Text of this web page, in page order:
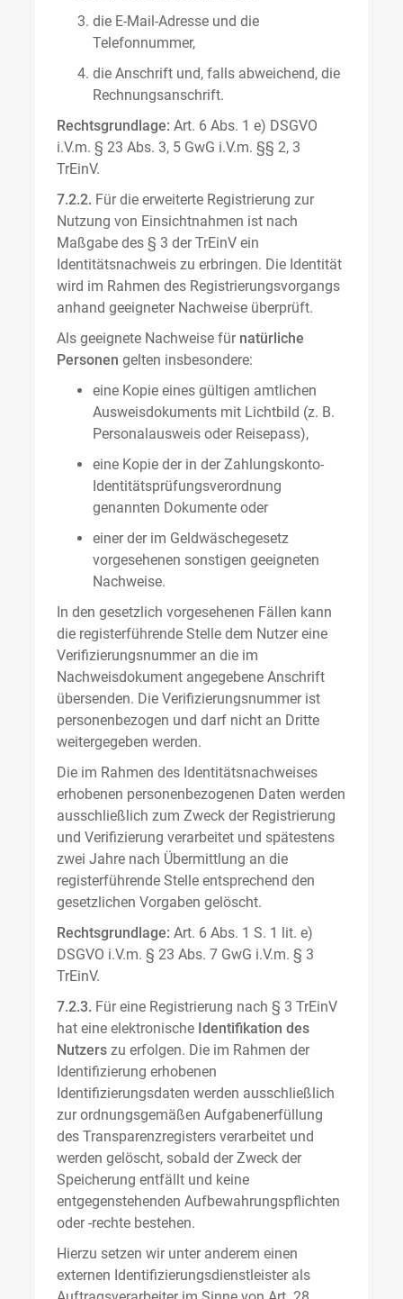
die E-Mail-Adresse und die
Telefonnummer,
die Anschrift und, falls abweichend, die
Rechnungsanschrift.
Rechtsgrundlage: Art. 6 Abs. 1 e) DSGVO
i.V.m. § 23 Abs. 3, 5 GwG i.V.m. §§ 2, 3
TrEinV.
7.2.2. Für die erweiterte Registrierung zur
Nutzung von Einsichtnahmen ist nach
Maßgabe des § 3 der TrEinV ein
Identitätsnachweis zu erbringen. Die Identität
wird im Rahmen des Registrierungsvorgangs
anhand geeigneter Nachweise überprüft.
Als geeignete Nachweise für natürliche
Personen gelten insbesondere:
eine Kopie eines gültigen amtlichen
Ausweisdokuments mit Lichtbild (z. B.
Personalausweis oder Reisepass),
eine Kopie der in der Zahlungskonto-
Identitätsprüfungsverordnung
genannten Dokumente oder
einer der im Geldwäschegesetz
vorgesehenen sonstigen geeigneten
Nachweise.
In den gesetzlich vorgesehenen Fällen kann
die registerführende Stelle dem Nutzer eine
Verifizierungsnummer an die im
Nachweisdokument angegebene Anschrift
übersenden. Die Verifizierungsnummer ist
personenbezogen und darf nicht an Dritte
weitergegeben werden.
Die im Rahmen des Identitätsnachweises
erhobenen personenbezogenen Daten werden
ausschließlich zum Zweck der Registrierung
und Verifizierung verarbeitet und spätestens
zwei Jahre nach Übermittlung an die
registerführende Stelle entsprechend den
gesetzlichen Vorgaben gelöscht.
Rechtsgrundlage: Art. 6 Abs. 1 S. 1 lit. e)
DSGVO i.V.m. § 23 Abs. 7 GwG i.V.m. § 3
TrEinV.
7.2.3. Für eine Registrierung nach § 3 TrEinV
hat eine elektronische Identifikation des
Nutzers zu erfolgen. Die im Rahmen der
Identifizierung erhobenen
Identifizierungsdaten werden ausschließlich
zur ordnungsgemäßen Aufgabenerfüllung
des Transparenzregisters verarbeitet und
werden gelöscht, sobald der Zweck der
Speicherung entfällt und keine
entgegenstehenden Aufbewahrungspflichten
oder -rechte bestehen.
Hierzu setzen wir unter anderem einen
externen Identifizierungsdienstleister als